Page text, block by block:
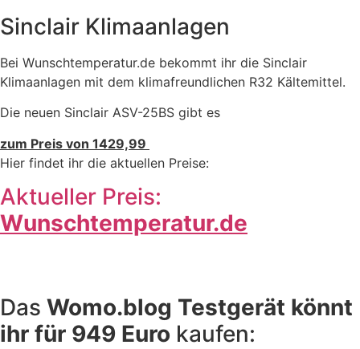
Sinclair Klimaanlagen
Bei Wunschtemperatur.de bekommt ihr die Sinclair
Klimaanlagen mit dem klimafreundlichen R32 Kältemittel.
Die neuen Sinclair ASV-25BS gibt es
zum Preis von 1429,99
Hier findet ihr die aktuellen Preise:
Aktueller Preis:
Wunschtemperatur.de
Das Womo.blog Testgerät könnt
ihr für 949 Euro kaufen: